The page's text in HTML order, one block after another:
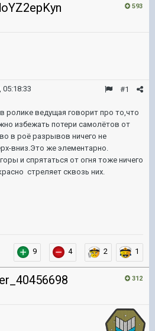
593
#1
05:18:33
ролике ведущая говорит про то,что
избежать потери самолётов от
в роё разрывов ничего не
вниз.Это же элементарно.
и спрятаться от огня тоже ничего
стреляет сквозь них.
9 4 2 1
312